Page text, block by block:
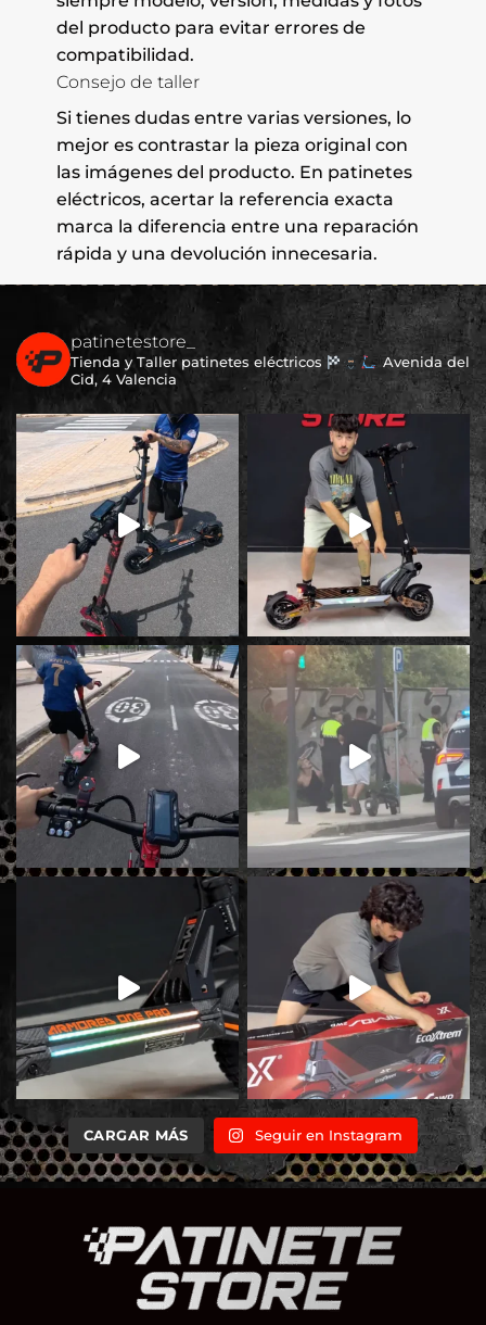
del producto para evitar errores de
compatibilidad.
Consejo de taller
Si tienes dudas entre varias versiones, lo
mejor es contrastar la pieza original con
las imágenes del producto. En patinetes
eléctricos, acertar la referencia exacta
marca la diferencia entre una reparación
rápida y una devolución innecesaria.
patinetestore_
Tienda y Taller patinetes eléctricos
Avenida del
Cid, 4 Valencia
CARGAR MÁS Seguir en Instagram